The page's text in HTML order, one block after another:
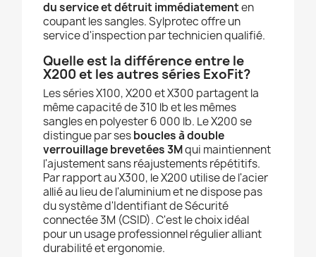
du service et détruit immédiatementen
coupant les sangles. Sylprotec offre un
service d'inspection par technicien qualifié.
Quelle est la différence entre le
X200 et les autres séries ExoFit?
Les séries X100, X200 et X300 partagent la
même capacité de 310 lb et les mêmes
sangles en polyester 6 000 lb. Le X200 se
distingue par sesboucles à double
verrouillage brevetées 3Mqui maintiennent
l'ajustement sans réajustements répétitifs.
Par rapport au X300, le X200 utilise de l'acier
allié au lieu de l'aluminium et ne dispose pas
du système d'Identifiant de Sécurité
connectée 3M (CSID). C'est le choix idéal
pour un usage professionnel régulier alliant
durabilité et ergonomie.